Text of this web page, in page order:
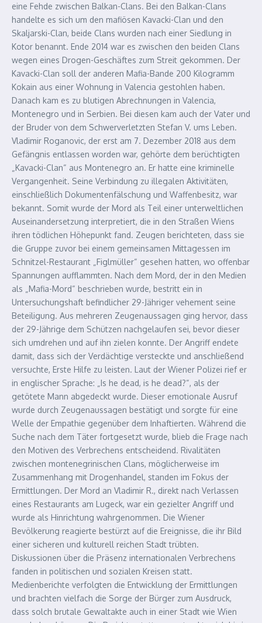
eine Fehde zwischen Balkan-Clans. Bei den Balkan-Clans
handelte es sich um den mafiösen Kavacki-Clan und den
Skaljarski-Clan, beide Clans wurden nach einer Siedlung in
Kotor benannt. Ende 2014 war es zwischen den beiden Clans
wegen eines Drogen-Geschäftes zum Streit gekommen. Der
Kavacki-Clan soll der anderen Mafia-Bande 200 Kilogramm
Kokain aus einer Wohnung in Valencia gestohlen haben.
Danach kam es zu blutigen Abrechnungen in Valencia,
Montenegro und in Serbien. Bei diesen kam auch der Vater und
der Bruder von dem Schwerverletzten Stefan V. ums Leben.
Vladimir Roganovic, der erst am 7. Dezember 2018 aus dem
Gefängnis entlassen worden war, gehörte dem berüchtigten
„Kavacki-Clan“ aus Montenegro an. Er hatte eine kriminelle
Vergangenheit. Seine Verbindung zu illegalen Aktivitäten,
einschließlich Dokumentenfälschung und Waffenbesitz, war
bekannt. Somit wurde der Mord als Teil einer unterweltlichen
Auseinandersetzung interpretiert, die in den Straßen Wiens
ihren tödlichen Höhepunkt fand. Zeugen berichteten, dass sie
die Gruppe zuvor bei einem gemeinsamen Mittagessen im
Schnitzel-Restaurant „Figlmüller“ gesehen hatten, wo offenbar
Spannungen aufflammten. Nach dem Mord, der in den Medien
als „Mafia-Mord“ beschrieben wurde, bestritt ein in
Untersuchungshaft befindlicher 29-Jähriger vehement seine
Beteiligung. Aus mehreren Zeugenaussagen ging hervor, dass
der 29-Jährige dem Schützen nachgelaufen sei, bevor dieser
sich umdrehen und auf ihn zielen konnte. Der Angriff endete
damit, dass sich der Verdächtige versteckte und anschließend
versuchte, Erste Hilfe zu leisten. Laut der Wiener Polizei rief er
in englischer Sprache: „Is he dead, is he dead?“, als der
getötete Mann abgedeckt wurde. Dieser emotionale Ausruf
wurde durch Zeugenaussagen bestätigt und sorgte für eine
Welle der Empathie gegenüber dem Inhaftierten. Während die
Suche nach dem Täter fortgesetzt wurde, blieb die Frage nach
den Motiven des Verbrechens entscheidend. Rivalitäten
zwischen montenegrinischen Clans, möglicherweise im
Zusammenhang mit Drogenhandel, standen im Fokus der
Ermittlungen. Der Mord an Vladimir R., direkt nach Verlassen
eines Restaurants am Lugeck, war ein gezielter Angriff und
wurde als Hinrichtung wahrgenommen. Die Wiener
Bevölkerung reagierte bestürzt auf die Ereignisse, die ihr Bild
einer sicheren und kulturell reichen Stadt trübten.
Diskussionen über die Präsenz internationalen Verbrechens
fanden in politischen und sozialen Kreisen statt.
Medienberichte verfolgten die Entwicklung der Ermittlungen
und brachten vielfach die Sorge der Bürger zum Ausdruck,
dass solch brutale Gewaltakte auch in einer Stadt wie Wien